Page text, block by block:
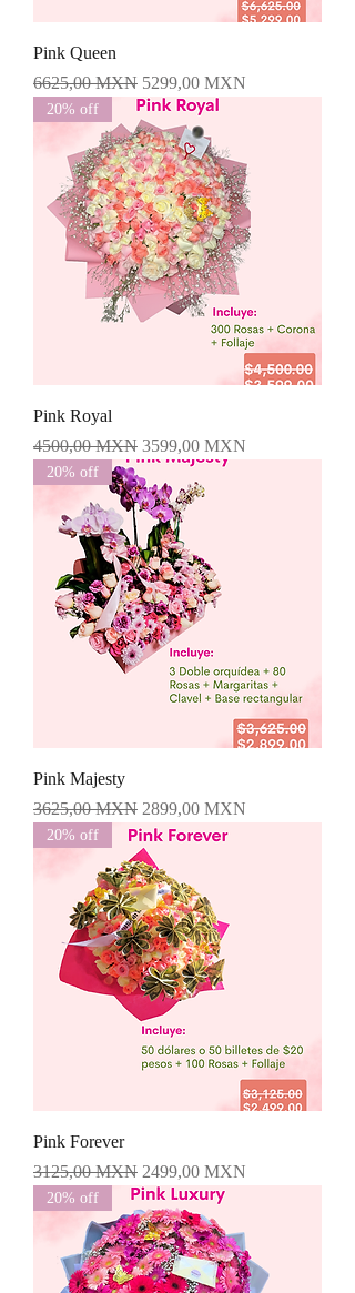
Pink Queen
Precio
6625,00 MXN Precio de oferta
5299,00 MXN
20% off
Pink Royal
Precio
4500,00 MXN Precio de oferta
3599,00 MXN
20% off
Pink Majesty
Precio
3625,00 MXN Precio de oferta
2899,00 MXN
20% off
Pink Forever
Precio
3125,00 MXN Precio de oferta
2499,00 MXN
20% off